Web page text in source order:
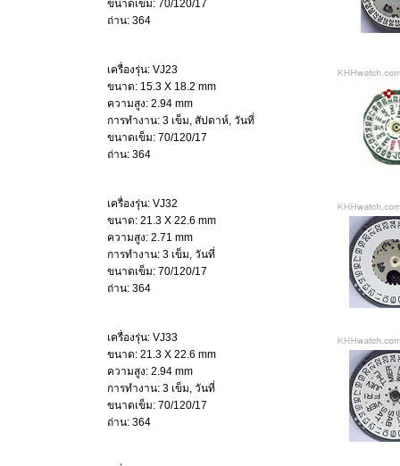
ขนาดเข็ม: 70/120/17
ถ่าน: 364
เครื่องรุ่น: VJ23
ขนาด: 15.3 X 18.2 mm
ความสูง: 2.94 mm
การทำงาน: 3 เข็ม, สัปดาห์, วันที่
ขนาดเข็ม: 70/120/17
ถ่าน: 364
เครื่องรุ่น: VJ32
ขนาด: 21.3 X 22.6 mm
ความสูง: 2.71 mm
การทำงาน: 3 เข็ม, วันที่
ขนาดเข็ม: 70/120/17
ถ่าน: 364
เครื่องรุ่น: VJ33
ขนาด: 21.3 X 22.6 mm
ความสูง: 2.94 mm
การทำงาน: 3 เข็ม, วันที่
ขนาดเข็ม: 70/120/17
ถ่าน: 364